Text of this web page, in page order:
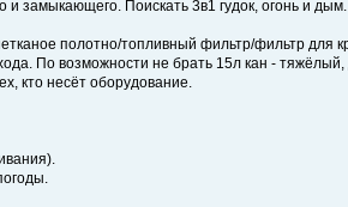
Поискать 3в1 гудок, огонь и
полотно/топливный фильтр/фильтр для
По возможности не брать 15л кан -
кто несёт оборудование.